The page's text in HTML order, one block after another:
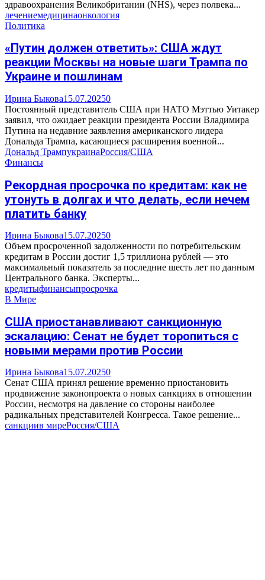
здравоохранения Великобритании (NHS), через полвека...
лечениемедицинаонкология
Политика
«Путин должен ответить»: США ждут
реакции Москвы на новые шаги Трампа по
Украине и пошлинам
Ирина Быкова15.07.20250
Постоянный представитель США при НАТО Мэттью Уитакер
заявил, что ожидает реакции президента России Владимира
Путина на недавние заявления американского лидера
Дональда Трампа, касающиеся расширения военной...
Дональд ТрампукраинаРоссия/США
Финансы
Рекордная просрочка по кредитам: как не
утонуть в долгах и что делать, если нечем
платить банку
Ирина Быкова15.07.20250
Объем просроченной задолженности по потребительским
кредитам в России достиг 1,5 триллиона рублей — это
максимальный показатель за последние шесть лет по данным
Центрального банка. Эксперты...
кредитыфинансыпросрочка
В Мире
США приостанавливают санкционную
эскалацию: Сенат не будет торопиться с
новыми мерами против России
Ирина Быкова15.07.20250
Сенат США принял решение временно приостановить
продвижение законопроекта о новых санкциях в отношении
России, несмотря на давление со стороны наиболее
радикальных представителей Конгресса. Такое решение...
санкциив миреРоссия/США